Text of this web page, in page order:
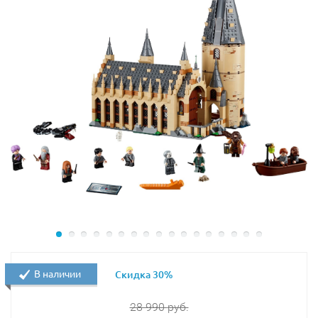
истинным украшением замка Хогвартс. Стены
постройки выполнены из деталей песочного цвета, а
множественные конусы и сама крыша из деталей
С обратной стороны постройки игроку открывается
доступ к ее многочисленным локациям, среди
которых представлены:
спальная комната факультета Когтерван;
обсерватория;
учебный класс, в котором преподает свою науку
Дополнительно, к боковой части башни пристроен
Хогвартса выращивают мандрагоры – волшебные
растения, корни которых выглядят и ведут себя как
маленькие человечки.28 990руб.
В наличии Скидка 30%